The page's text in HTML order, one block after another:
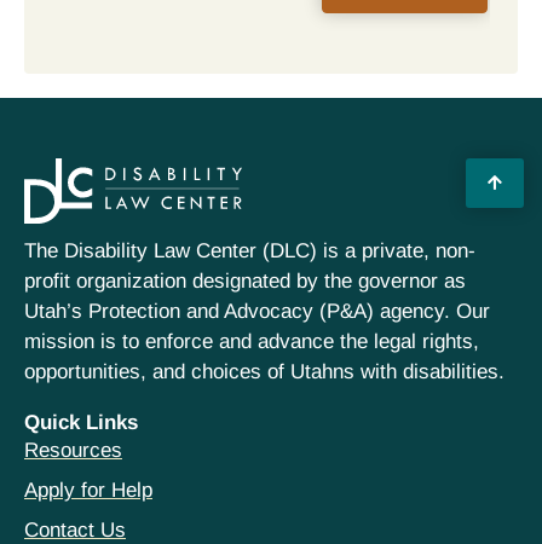
The Disability Law Center (DLC) is a private, non-
profit organization designated by the governor as
Utah’s Protection and Advocacy (P&A) agency. Our
mission is to enforce and advance the legal rights,
opportunities, and choices of Utahns with disabilities.
Quick Links
Resources
Apply for Help
Contact Us